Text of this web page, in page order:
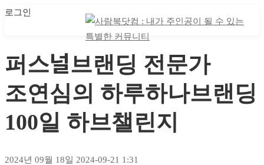
로그인
퍼스널브랜딩 전문가
조연심의 하루하나브랜딩
100일 하브챌린지
2024년 09월 18일 2024-09-21 1:31